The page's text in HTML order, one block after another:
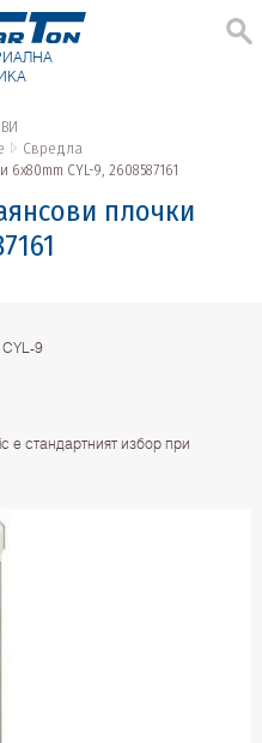
Свредла
CYL-9, 2608587161
плочки
9
е стандартният избор при